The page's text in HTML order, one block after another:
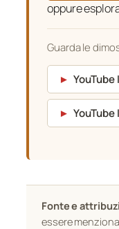
oppure
Guarda le
► YouTube
►
Fonte e
essere